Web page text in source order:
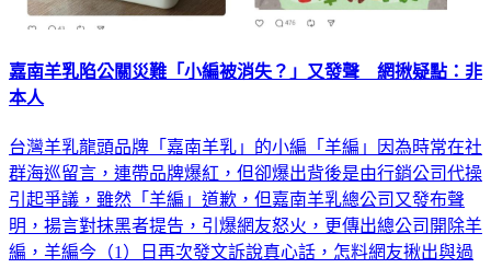
嘉南羊乳陷公關災難「小編被消失？」又發聲 網揪疑點：非
本人
台灣羊乳龍頭品牌「嘉南羊乳」的小編「羊編」因為時常在社
群海巡留言，連帶品牌爆紅，但卻爆出背後是由行銷公司代操
引起爭議，雖然「羊編」道歉，但嘉南羊乳總公司又發布聲
明，揚言對抹黑者提告，引爆網友怒火，更傳出總公司開除羊
編，羊編今（1）日再次發文訴說真心話，怎料網友揪出與過